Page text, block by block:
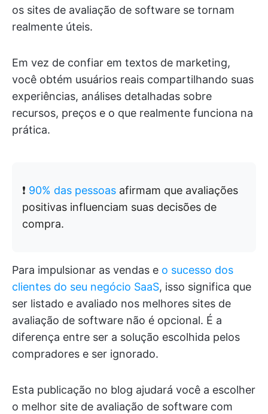
os sites de avaliação de software se tornam
realmente úteis.
Em vez de confiar em textos de marketing,
você obtém usuários reais compartilhando suas
experiências, análises detalhadas sobre
recursos, preços e o que realmente funciona na
prática.
❗️ 90% das pessoas afirmam que avaliações
positivas influenciam suas decisões de
compra.
Para impulsionar as vendas e o sucesso dos
clientes do seu negócio SaaS, isso significa que
ser listado e avaliado nos melhores sites de
avaliação de software não é opcional. É a
diferença entre ser a solução escolhida pelos
compradores e ser ignorado.
Esta publicação no blog ajudará você a escolher
o melhor site de avaliação de software com